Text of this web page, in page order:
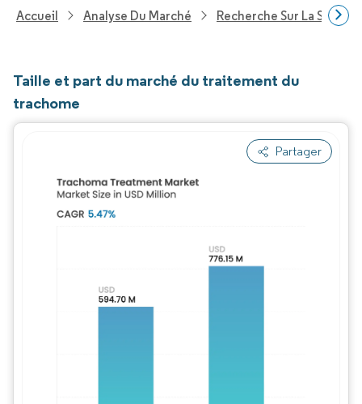
Accueil Analyse Du Marché Recherche Sur La Santé
Taille et part du marché du traitement du
trachome
Partager